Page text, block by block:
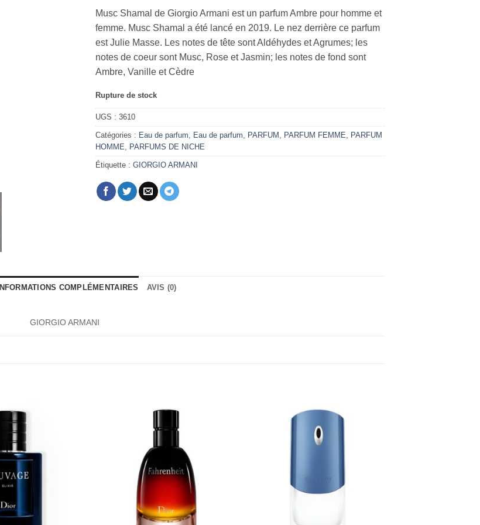
Musc Shamal de Giorgio Armani est un parfum Ambre pour homme et
femme. Musc Shamal a été lancé en 2019. Le nez derrière ce parfum
est Julie Masse. Les notes de tête sont Aldéhydes et Agrumes; les
notes de coeur sont Musc, Rose et Jasmin; les notes de fond sont
Ambre, Vanille et Cèdre
Rupture de stock
UGS : 3610
Catégories : Eau de parfum, Eau de parfum, PARFUM , PARFUM FEMME, PARFUM
HOMME, PARFUMS DE NICHE
Étiquette : GIORGIO ARMANI
INFORMATIONS COMPLÉMENTAIRES AVIS (0)
GIORGIO ARMANI